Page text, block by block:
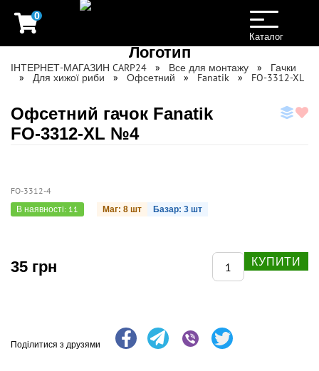
0
Toggle
navigation
Каталог
ІНТЕРНЕТ-МАГАЗИН CARP24 Все для монтажу Гачки
Для хижої риби Офсетний Fanatik FO-3312-XL
Офсетний гачок Fanatik
FO-3312-XL №4
FO-3312-4
В наявності: 11
Маг: 8 шт Базар: 3 шт
35 грн КУПИТИ
Поділитися з друзями